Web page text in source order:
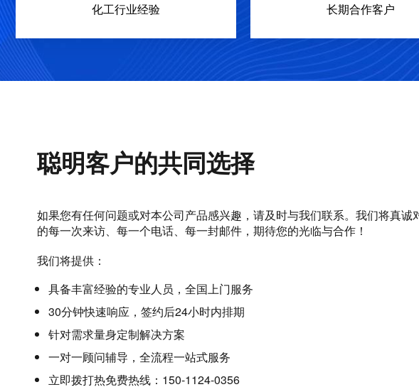
化工行业经验
长期合作客户
聪明客户的共同选择
如果您有任何问题或对本公司产品感兴趣，请及时与我们联系。我们将真诚
的每一次来访、每一个电话、每一封邮件，期待您的光临与合作！
我们将提供：
具备丰富经验的专业人员，全国上门服务
30分钟快速响应，签约后24小时内排期
针对需求量身定制解决方案
一对一顾问辅导，全流程一站式服务
立即拨打热免费热线：150-1124-0356